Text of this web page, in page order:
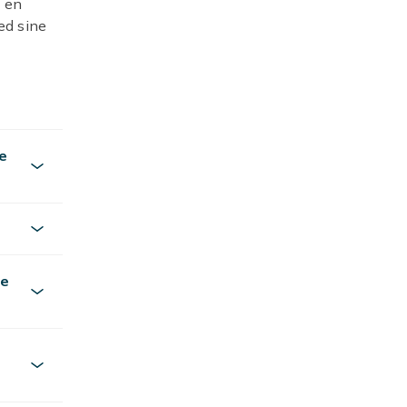
sine
det
hvis
findes